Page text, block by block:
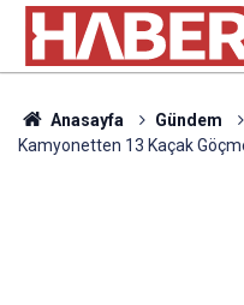
Anasayfa Gündem
Kamyonetten 13 Kaçak